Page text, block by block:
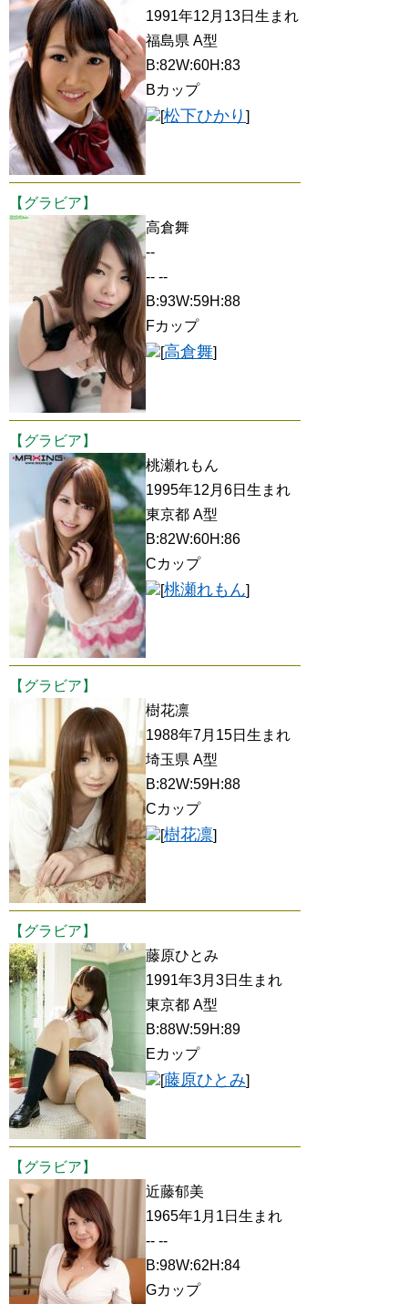
1991年12月13日生まれ
福島県 A型
B:82W:60H:83
Bカップ
[松下ひかり ]
【グラビア】
高倉舞
--
-- --
B:93W:59H:88
Fカップ
[高倉舞]
【グラビア】
桃瀬れもん
1995年12月6日生まれ
東京都 A型
B:82W:60H:86
Cカップ
[桃瀬れもん]
【グラビア】
樹花凛
1988年7月15日生まれ
埼玉県 A型
B:82W:59H:88
Cカップ
[樹花凛]
【グラビア】
藤原ひとみ
1991年3月3日生まれ
東京都 A型
B:88W:59H:89
Eカップ
[藤原ひとみ]
【グラビア】
近藤郁美
1965年1月1日生まれ
-- --
B:98W:62H:84
Gカップ